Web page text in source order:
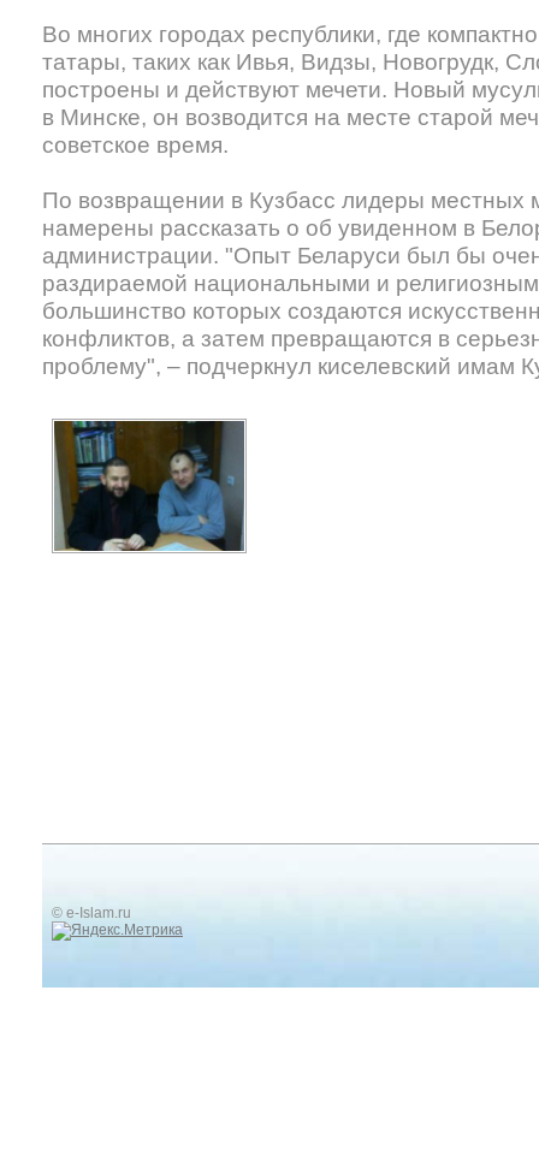
Во многих городах республики, где
татары, таких как Ивья, Видзы, Новогрудк,
построены и действуют мечети. Новый
в Минске, он возводится на месте старой
советское время.
По возвращении в Кузбасс лидеры местных
намерены рассказать о об увиденном в
администрации. "Опыт Беларуси был бы
раздираемой национальными и
большинство которых создаются
конфликтов, а затем превращаются в
проблему", – подчеркнул киселевский имам
© e-Islam.ru